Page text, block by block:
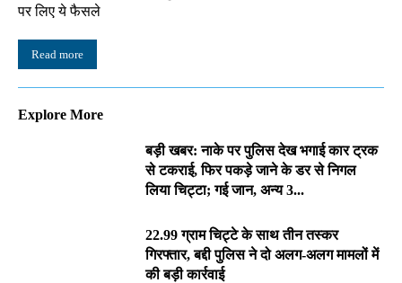
पर लिए ये फैसले
Read more
Explore More
बड़ी खबर: नाके पर पुलिस देख भगाई कार ट्रक
से टकराई, फिर पकड़े जाने के डर से निगल
लिया चिट्टा; गई जान, अन्य 3...
22.99 ग्राम चिट्टे के साथ तीन तस्कर
गिरफ्तार, बद्दी पुलिस ने दो अलग-अलग मामलों में
की बड़ी कार्रवाई